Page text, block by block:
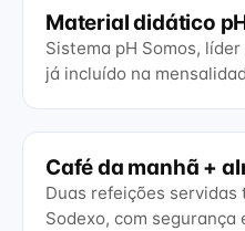
Material didático
Sistema pH Somos,
já incluído na
Café da manhã +
Duas refeições servidas
Sodexo, com